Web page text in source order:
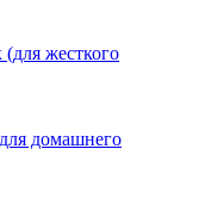
жесткого
домашнего